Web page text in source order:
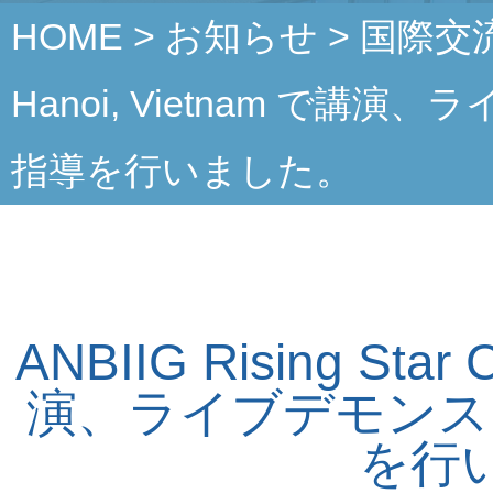
HOME > お知らせ > 国際交
Hanoi, Vietnam で講演、ラ
指導を行いました。
ANBIIG Rising Star
演、ライブデモン
を行